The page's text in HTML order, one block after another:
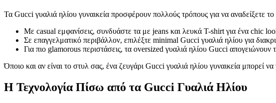
Τα Gucci γυαλιά ηλίου γυναικεία προσφέρουν πολλούς τρόπους για να αναδείξετε
Με casual εμφανίσεις, συνδυάστε τα με jeans και λευκά T-shirt για ένα chic
Σε επαγγελματικό περιβάλλον, επιλέξτε minimal Gucci γυαλιά ηλίου για
Για πιο glamorous περιστάσεις, τα oversized γυαλιά ηλίου Gucci απογειώνουν
Όποιο και αν είναι το στυλ σας, ένα ζευγάρι Gucci γυαλιά ηλίου γυναικεία μπορεί να
Η Τεχνολογία Πίσω από τα Gucci Γυαλιά Ηλίου